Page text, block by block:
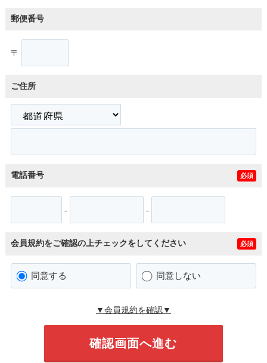
郵便番号
〒
ご住所
電話番号 必須
- -
会員規約をご確認の上チェックをしてください 必須
同意する 同意しない
▼会員規約を確認▼